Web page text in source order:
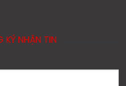
KÝ NHẬN TIN